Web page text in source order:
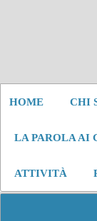
HOME CHI
LA PAROLA AI
ATTIVITÀ